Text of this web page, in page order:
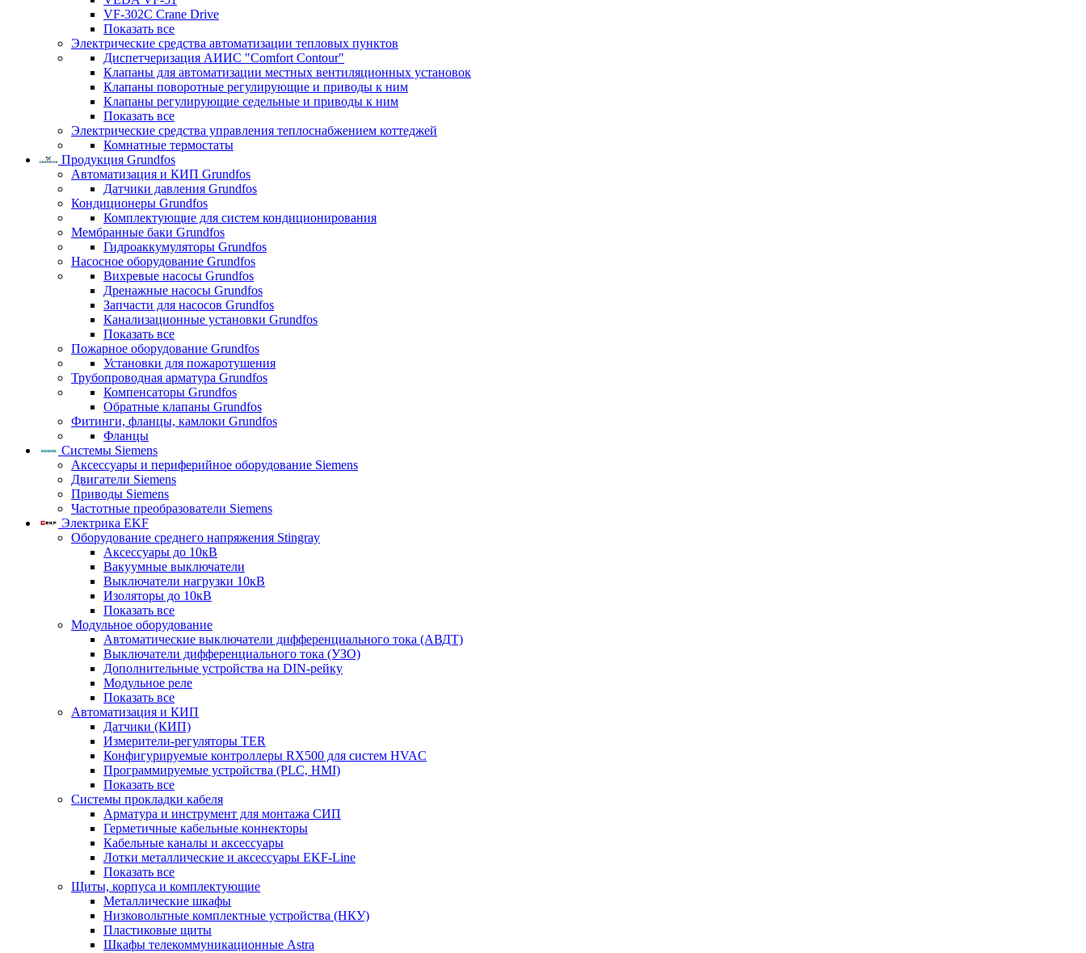
VF-302C Crane Drive
Показать все
Электрические средства автоматизации тепловых пунктов
Диспетчеризация АИИС "Comfort Contour"
Клапаны для автоматизации местных вентиляционных установок
Клапаны поворотные регулирующие и приводы к ним
Клапаны регулирующие седельные и приводы к ним
Показать все
Электрические средства управления теплоснабжением коттеджей
Комнатные термостаты
Продукция Grundfos
Автоматизация и КИП Grundfos
Датчики давления Grundfos
Кондиционеры Grundfos
Комплектующие для систем кондиционирования
Мембранные баки Grundfos
Гидроаккумуляторы Grundfos
Насосное оборудование Grundfos
Вихревые насосы Grundfos
Дренажные насосы Grundfos
Запчасти для насосов Grundfos
Канализационные установки Grundfos
Показать все
Пожарное оборудование Grundfos
Установки для пожаротушения
Трубопроводная арматура Grundfos
Компенсаторы Grundfos
Обратные клапаны Grundfos
Фитинги, фланцы, камлоки Grundfos
Фланцы
Системы Siemens
Аксессуары и периферийное оборудование Siemens
Двигатели Siemens
Приводы Siemens
Частотные преобразователи Siemens
Электрика EKF
Оборудование среднего напряжения Stingray
Аксессуары до 10кВ
Вакуумные выключатели
Выключатели нагрузки 10кВ
Изоляторы до 10кВ
Показать все
Модульное оборудование
Автоматические выключатели дифференциального тока (АВДТ)
Выключатели дифференциального тока (УЗО)
Дополнительные устройства на DIN-рейку
Модульное реле
Показать все
Автоматизация и КИП
Датчики (КИП)
Измерители-регуляторы TER
Конфигурируемые контроллеры RX500 для систем HVAC
Программируемые устройства (PLC, HMI)
Показать все
Системы прокладки кабеля
Арматура и инструмент для монтажа СИП
Герметичные кабельные коннекторы
Кабельные каналы и аксессуары
Лотки металлические и аксессуары EKF-Line
Показать все
Щиты, корпуса и комплектующие
Металлические шкафы
Низковольтные комплектные устройства (НКУ)
Пластиковые щиты
Шкафы телекоммуникационные Astra